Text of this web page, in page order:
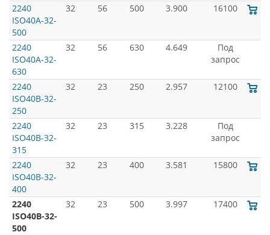
2240
ISO40A-32-
500
32 56 500 3.900 16100
2240
ISO40A-32-
630
32 56 630 4.649
Под
запрос
2240
ISO40B-32-
250
32 23 250 2.957 12100
2240
ISO40B-32-
315
32 23 315 3.228
Под
запрос
2240
ISO40B-32-
400
32 23 400 3.581 15800
2240
ISO40B-32-
500
32 23 500 3.997 17400